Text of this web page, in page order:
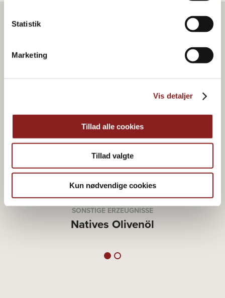
Statistik
Marketing
Vis detaljer
Tillad alle cookies
Tillad valgte
Kun nødvendige cookies
SONSTIGE ERZEUGNISSE
Natives Olivenöl